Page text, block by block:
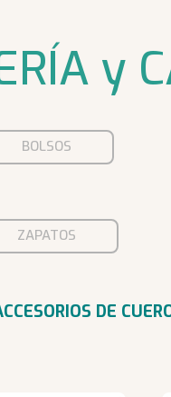
y
BOLSOS
ZAPATOS
DE